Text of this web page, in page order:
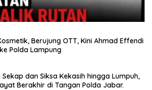
Berujung OTT, Kini Ahmad Effendi
Polda Lampung
dan Siksa Kekasih hingga Lumpuh,
Berakhir di Tangan Polda Jabar.